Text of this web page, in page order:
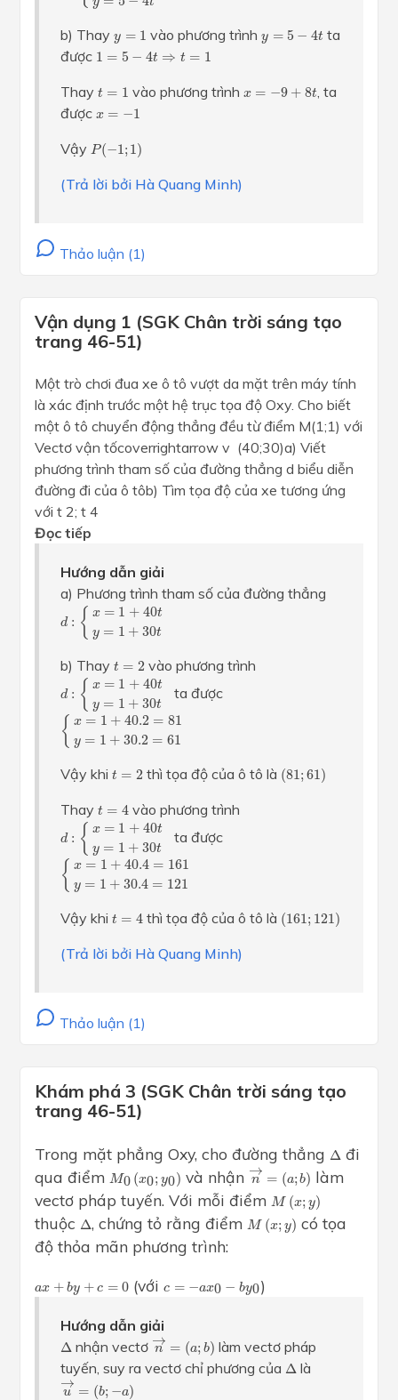
b) Thay y = 1
y vào phương trình y = 5 − 4t
y −
ta
được 1 = 5 − 4t ⇒ t = 1
1 − ⇒t =1
Thay t = 1
t vào phương trình x = −9 + 8t
x +8 t
, ta
được x = −1
x
Vậy P(−1;1)
P(− 1 1 )
(Trả lời bởi Hà Quang Minh)
Thảo luận (1)
Vận dụng 1 (SGK Chân trời sáng tạo
trang 46-51)
Một trò chơi đua xe ô tô vượt da mặt trên máy tính
là xác định trước một hệ trục tọa độ Oxy. Cho biết
một ô tô chuyển động thẳng đều từ điểm M(1;1) với
Vectơ vận tốcoverrightarrow v (40;30)a) Viết
phương trình tham số của đường thẳng d biểu diễn
đường đi của ô tôb) Tìm tọa độ của xe tương ứng
với t 2; t 4
Đọc tiếp
Hướng dẫn giải
a) Phương trình tham số của đường thẳng
d : { x = 1 + 40t
y = 1 + 30t
d: x=1+40 ty=1+ 30t
b) Thay t = 2
t vào phương trình
d : { x = 1 + 40t
y = 1 + 30t
: x= + 40 y =1+ 30
ta được
{ x = 1 + 40.2 = 81
y = 1 + 30.2 = 61
{x 1 +40.2= 81y =1
Vậy khi t = 2
t thì tọa độ của ô tô là (81;61)
(81; 61)
Thay t = 4
t vào phương trình
d : { x = 1 + 40t
y = 1 + 30t
x= 40 y =1+
ta được
{ x = 1 + 40.4 = 161
y = 1 + 30.4 = 121
{x 1 +40.4= 161 y =1
Vậy khi t = 4
t =4 thì tọa độ của ô tô là (161; 121)
(161 121
(Trả lời bởi Hà Quang Minh)
Thảo luận (1)
Khám phá 3 (SGK Chân trời sáng tạo
trang 46-51)
Trong mặt phẳng Oxy, cho đường thẳng Δ
Δ đi
qua điểm M0 (x0; y0)
M0 (x0;y0) và nhận →
n = (a;b)
n→=
làm
vectơ pháp tuyến. Với mỗi điểm M (x; y)
M( x;y )
thuộc Δ
Δ, chứng tỏ rằng điểm M (x; y)
M( x;y )
có tọa
độ thỏa mãn phương trình:
ax + by + c = 0
+ y c (vớic = −ax0 − by0
− 0 )
Hướng dẫn giải
Δ
Δ nhận vectơ →
n = (a; b)
n→
làm vectơ pháp
tuyến, suy ra vectơ chỉ phương của Δ
Δ là
→
u = (b; −a)
u→ b a